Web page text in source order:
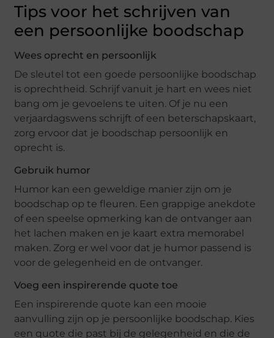
Tips voor het schrijven van
een persoonlijke boodschap
Wees oprecht en persoonlijk
De sleutel tot een goede persoonlijke boodschap
is oprechtheid. Schrijf vanuit je hart en wees niet
bang om je gevoelens te uiten. Of je nu een
verjaardagswens schrijft of een beterschapskaart,
zorg ervoor dat je boodschap persoonlijk en
oprecht is.
Gebruik humor
Humor kan een geweldige manier zijn om je
boodschap op te fleuren. Een grappige anekdote
of een speelse opmerking kan de ontvanger aan
het lachen maken en je kaart extra memorabel
maken. Zorg er wel voor dat je humor passend is
voor de gelegenheid en de ontvanger.
Voeg een inspirerende quote toe
Een inspirerende quote kan een mooie
aanvulling zijn op je persoonlijke boodschap. Kies
een quote die past bij de gelegenheid en die de